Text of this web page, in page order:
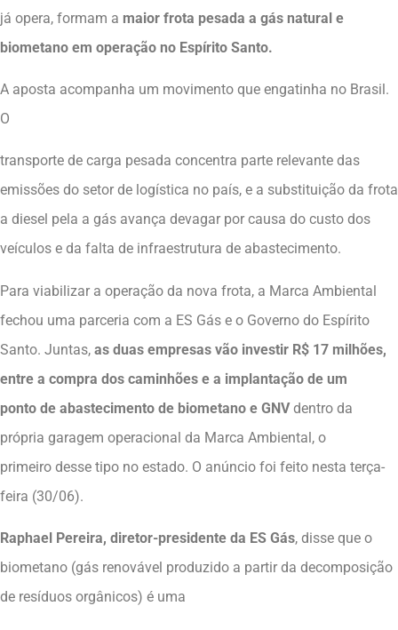
já opera, formam a maior frota pesada a gás natural e
biometano em operação no Espírito Santo.
A aposta acompanha um movimento que engatinha no Brasil.
O
transporte de carga pesada concentra parte relevante das
emissões do setor de logística no país, e a substituição da frota
a diesel pela a gás avança devagar por causa do custo dos
veículos e da falta de infraestrutura de abastecimento.
Para viabilizar a operação da nova frota, a Marca Ambiental
fechou uma parceria com a ES Gás e o Governo do Espírito
Santo. Juntas, as duas empresas vão investir R$ 17 milhões,
entre a compra dos caminhões e a implantação de um
ponto de abastecimento de biometano e GNVdentro da
própria garagem operacional da Marca Ambiental, o
primeiro desse tipo no estado. O anúncio foi feito nesta terça-
feira (30/06).
Raphael Pereira, diretor-presidente da ES Gás, disse que o
biometano (gás renovável produzido a partir da decomposição
de resíduos orgânicos) é uma